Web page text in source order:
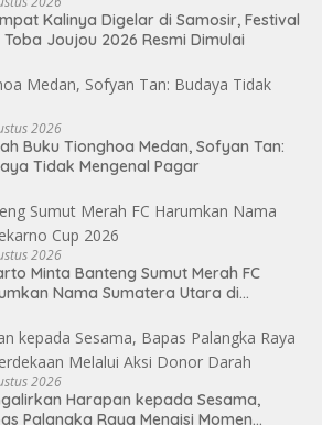
Kalinya Digelar di Samosir, Festival
Toba Joujou 2026 Resmi Dimulai
2026
Buku Tionghoa Medan, Sofyan Tan:
Tidak Mengenal Pagar
2026
Minta Banteng Sumut Merah FC
Nama Sumatera Utara di
2026
Harapan kepada Sesama,
Palangka Raya Mengisi Momen